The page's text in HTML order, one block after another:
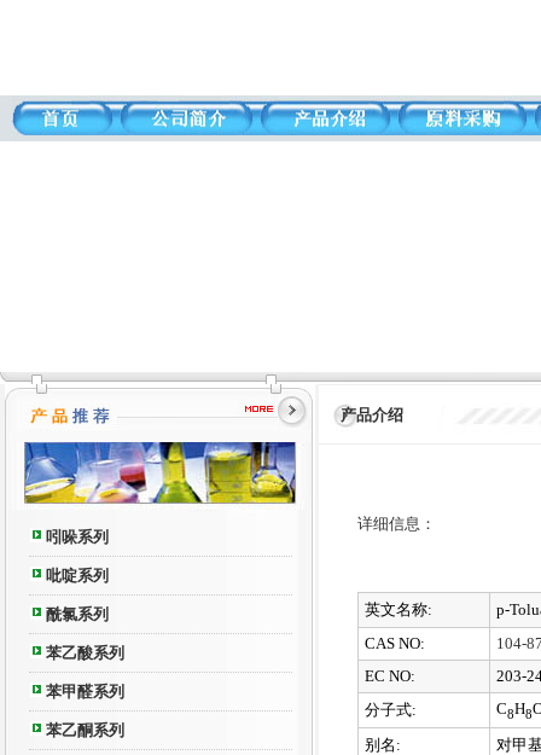
吲哚系列
吡啶系列
酰氯系列
苯乙酸系列
苯甲醛系列
苯乙酮系列
产品介绍
详细信息：
英文名称:
p-
CAS NO:
104-
EC NO:
203-
分子式:
C8H8
别名:
对甲